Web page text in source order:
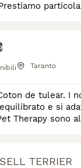
Taranto
de tulear. I
e si
Therapy
TERRIER